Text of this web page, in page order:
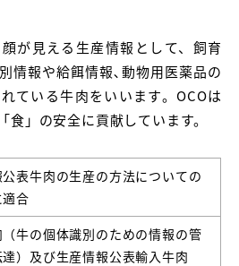
が見える生産情報として、飼育
情報や給餌情報､動物用医薬品の
ている牛肉をいいます。OCOは
食」の安全に貢献しています。
表牛肉の生産の方法についての
合
牛の個体識別のための情報の管
）及び生産情報公表輸入牛肉